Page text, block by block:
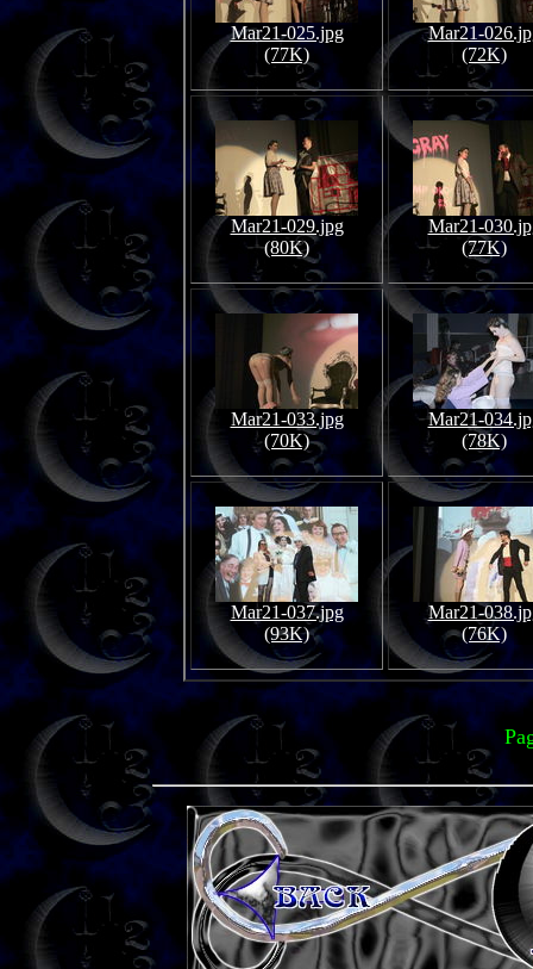
Mar21-025.jpg
(77K)
Mar21-
(72K)
Mar21-029.jpg
(80K)
Mar21-
(77K)
Mar21-033.jpg
(70K)
Mar21-
(78K)
Mar21-037.jpg
(93K)
Mar21-
(76K)